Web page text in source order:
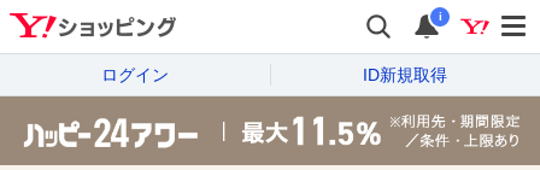
i
ログイン ID新規取得